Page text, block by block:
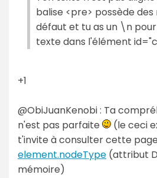
balise <pre> possède
défaut et tu as un \n
texte dans l'élément
+1
@ObiJuanKenobi : Ta
n'est pas parfaite
(le ceci
t'invite à consulter cette
element.nodeType (attribut
mémoire)